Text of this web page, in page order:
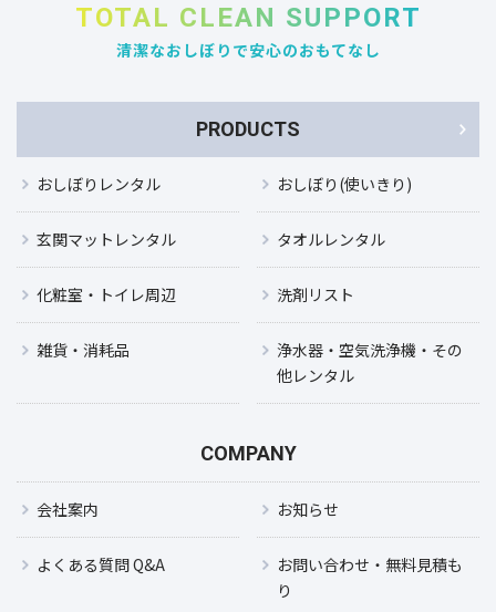
TOTAL CLEAN SUPPORT
清潔なおしぼりで安心のおもてなし
PRODUCTS
おしぼりレンタル おしぼり(使いきり)
玄関マットレンタル タオルレンタル
化粧室・トイレ周辺 洗剤リスト
雑貨・消耗品
浄水器・空気洗浄機・その
他レンタル
COMPANY
会社案内 お知らせ
よくある質問 Q&A
お問い合わせ・無料見積も
り